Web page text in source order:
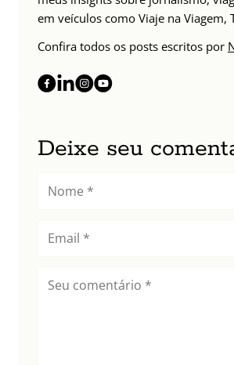
em veículos como Viaje na Viagem,
Confira todos os posts escritos por
Deixe seu